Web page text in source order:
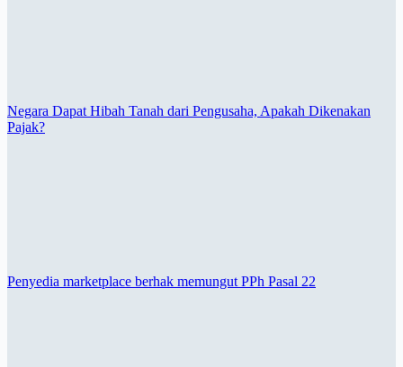
Negara Dapat Hibah Tanah dari Pengusaha, Apakah Dikenakan
Pajak?
Penyedia marketplace berhak memungut PPh Pasal 22